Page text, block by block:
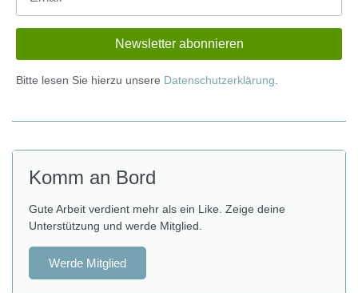
Bitte lesen Sie hierzu unsere Datenschutzerklärung
Komm an Bord
Gute Arbeit verdient mehr als ein Like. Zeige deine
Unterstützung und werde Mitglied.
Werde Mitglied